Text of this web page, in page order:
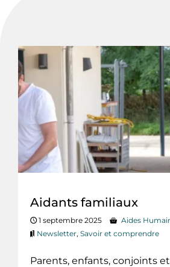
Aidants familiaux
1 septembre 2025
Aides
Newsletter, Savoir et comprendre
Parents, enfants, conjoints